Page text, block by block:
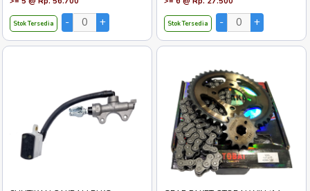
Stok Tersedia Stok Tersedia